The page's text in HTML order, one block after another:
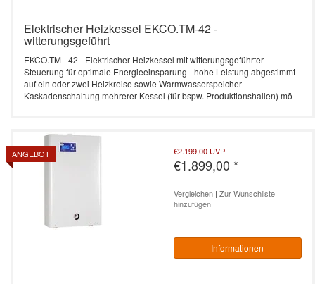
Elektrischer Heizkessel EKCO.TM-42 -
witterungsgeführt
EKCO.TM - 42 - Elektrischer Heizkessel mit witterungsgeführter
Steuerung für optimale Energieeinsparung - hohe Leistung abgestimmt
auf ein oder zwei Heizkreise sowie Warmwasserspeicher -
Kaskadenschaltung mehrerer Kessel (für bspw. Produktionshallen) mö
ANGEBOT €2.199,00UVP
€1.899,00 *
Vergleichen| Zur Wunschliste
hinzufügen
Informationen